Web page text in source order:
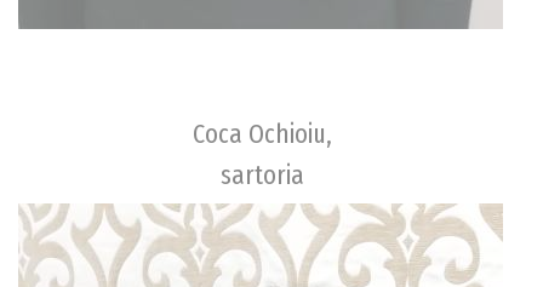
Coca Ochioiu,
sartoria